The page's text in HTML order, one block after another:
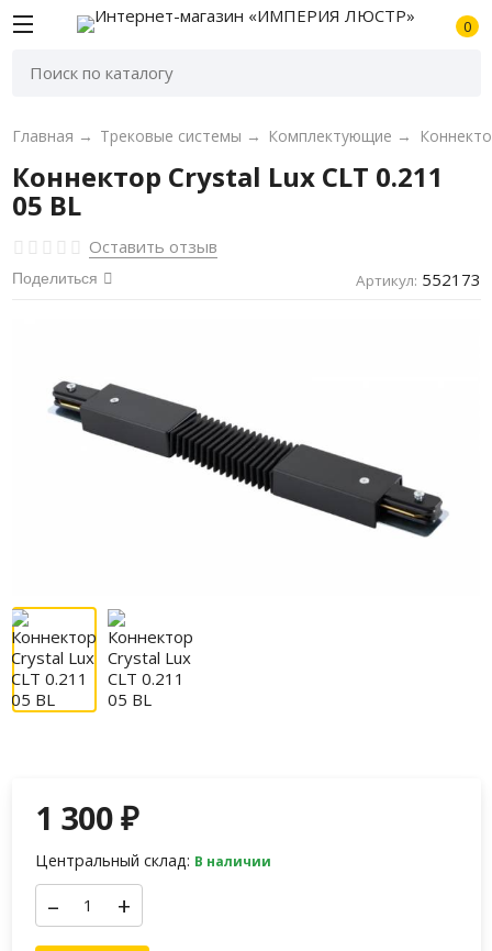
0
Главная → Трековые системы → Комплектующие →
Коннектор Crystal Lux CLT 0.211
05 BL
Оставить отзыв
Поделиться Артикул: 552173
1 300₽
Центральный склад: В наличии
– +